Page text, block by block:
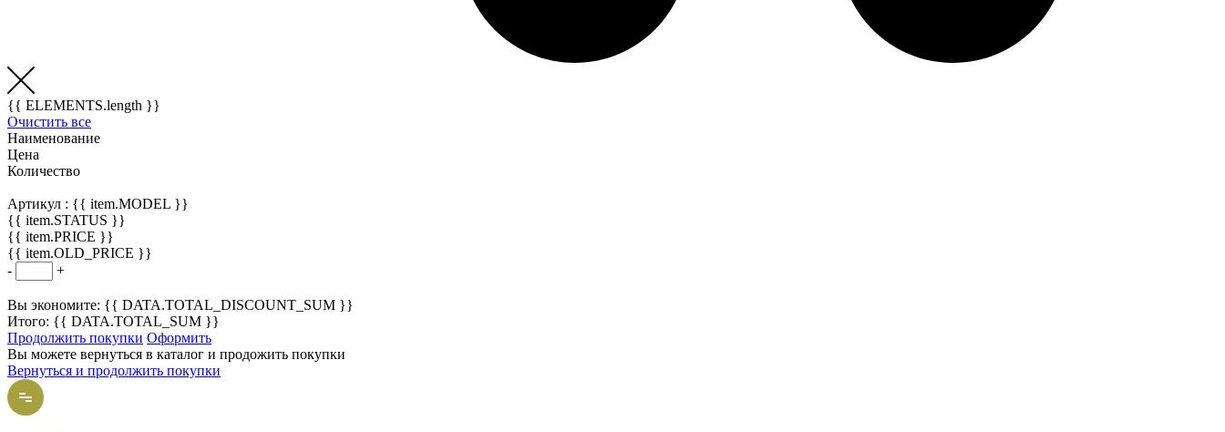
{{ ELEMENTS.length }}
Очистить все
Наименование
Цена
Количество
Артикул : {{ item.MODEL }}
{{ item.STATUS }}
{{ item.PRICE }}
{{ item.OLD_PRICE }}
-
+
Вы экономите: {{ DATA.TOTAL_DISCOUNT_SUM }}
Итого: {{ DATA.TOTAL_SUM }}
Продолжить покупки Оформить
Вы можете вернуться в каталог и продожить покупки
Вернуться и продолжить покупки